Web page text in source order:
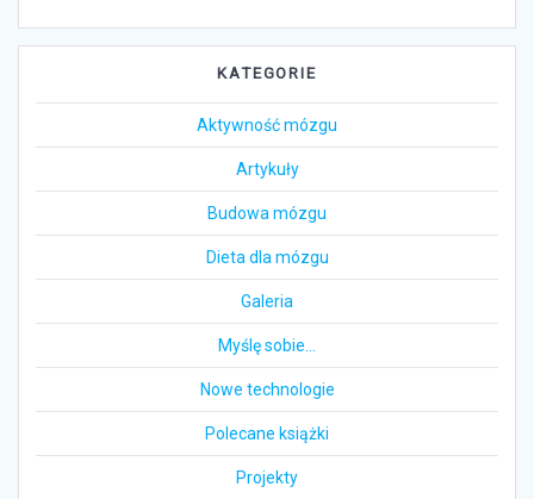
KATEGORIE
Aktywność mózgu
Artykuły
Budowa mózgu
Dieta dla mózgu
Galeria
Myślę sobie…
Nowe technologie
Polecane książki
Projekty